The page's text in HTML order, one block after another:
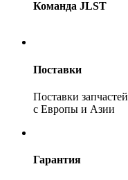
Команда JLST
Поставки
Поставки запчастей
с Европы и Азии
Гарантия